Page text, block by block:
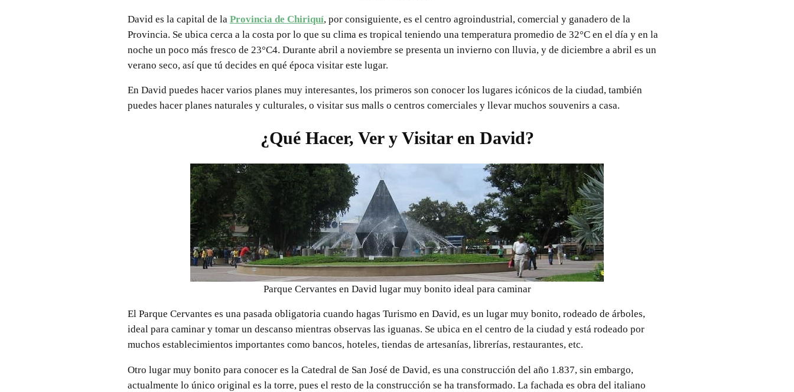
David es la capital de la Provincia de Chiriquí, por consiguiente, es el centro agroindustrial, comercial y ganadero de la
Provincia. Se ubica cerca a la costa por lo que su clima es tropical teniendo una temperatura promedio de 32°C en el día y en la
noche un poco más fresco de 23°C4. Durante abril a noviembre se presenta un invierno con lluvia, y de diciembre a abril es un
verano seco, así que tú decides en qué época visitar este lugar.
En David puedes hacer varios planes muy interesantes, los primeros son conocer los lugares icónicos de la ciudad, también
puedes hacer planes naturales y culturales, o visitar sus malls o centros comerciales y llevar muchos souvenirs a casa.
¿Qué Hacer, Ver y Visitar en David?
Parque Cervantes en David lugar muy bonito ideal para caminar
El Parque Cervantes es una pasada obligatoria cuando hagas Turismo en David, es un lugar muy bonito, rodeado de árboles,
ideal para caminar y tomar un descanso mientras observas las iguanas. Se ubica en el centro de la ciudad y está rodeado por
muchos establecimientos importantes como bancos, hoteles, tiendas de artesanías, librerías, restaurantes, etc.
Otro lugar muy bonito para conocer es la Catedral de San José de David, es una construcción del año 1.837, sin embargo,
actualmente lo único original es la torre, pues el resto de la construcción se ha transformado. La fachada es obra del italiano